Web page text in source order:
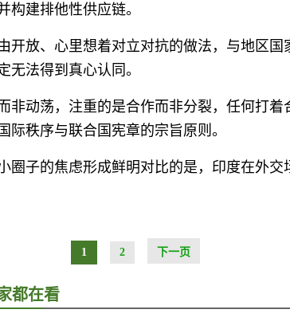
构建排他性供应链。
开放、心里想着对立对抗的做法，与地区国
无法得到真心认同。
非动荡，注重的是合作而非分裂，任何打着
际秩序与联合国宪章的宗旨原则。
圈子的焦虑形成鲜明对比的是，印度在外
1 2 下一页
都在看